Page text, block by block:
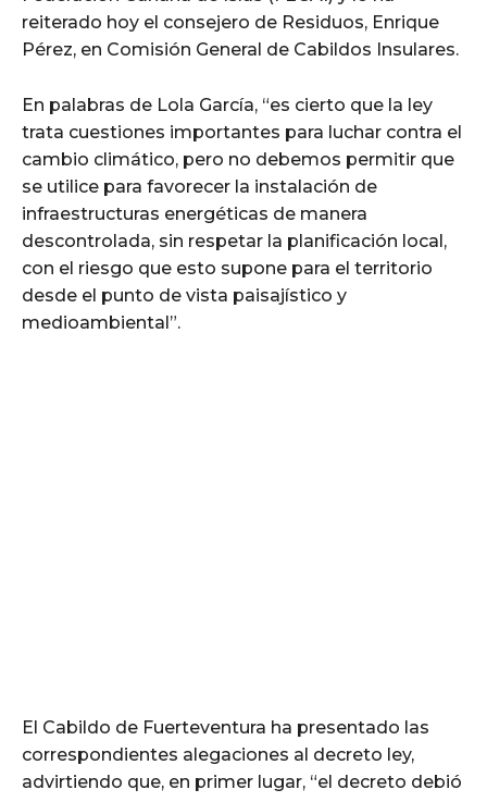
reiterado hoy el consejero de Residuos, Enrique
Pérez, en Comisión General de Cabildos Insulares.
En palabras de Lola García, “es cierto que la ley
trata cuestiones importantes para luchar contra el
cambio climático, pero no debemos permitir que
se utilice para favorecer la instalación de
infraestructuras energéticas de manera
descontrolada, sin respetar la planificación local,
con el riesgo que esto supone para el territorio
desde el punto de vista paisajístico y
medioambiental”.
El Cabildo de Fuerteventura ha presentado las
correspondientes alegaciones al decreto ley,
advirtiendo que, en primer lugar, “el decreto debió